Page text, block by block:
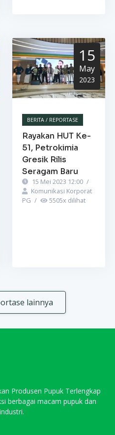
15
May
2023
BERITA / REPORTASE
Rayakan HUT Ke-
51, Petrokimia
Gresik Rilis
Seragam Baru
15 Mei 2023 12:00 /
Komunikasi Korporat
PG / 5505x dilihat
lainnya
Produsen Pupuk Terlengkap
berbagai macam pupuk dan